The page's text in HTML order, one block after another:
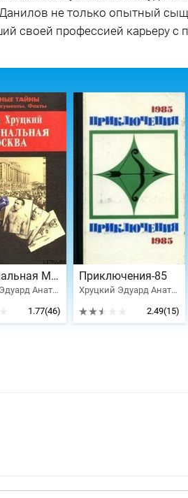
не только опытный
своей профессией карьеру с
Криминальная Москва
Хруцкий Эдуард Анатольевич
1.77(46)
Приключения-85
Хруцкий Эдуард Анатольевич, Корецкий Данил Аркадьевич, Юзефович Леонид Абрамович, Измайлов Андрей, Корнешов Лев Константинович, Плеханов Сергей Николаевич, Иванов Александр Александрович, Козлов Игорь
2.49(15)